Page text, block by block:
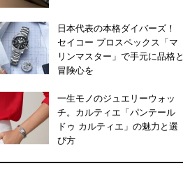
日本代表の本格ダイバーズ！
セイコー プロスペックス「マ
リンマスター」で手元に品格と
冒険心を
一生モノのジュエリーウォッ
チ。カルティエ「パンテール
ドゥ カルティエ」の魅力と選
び方